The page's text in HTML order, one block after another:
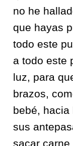
no he
que hayas
todo este
a todo este
luz, para
brazos,
bebé, hacia
sus
sacar carne